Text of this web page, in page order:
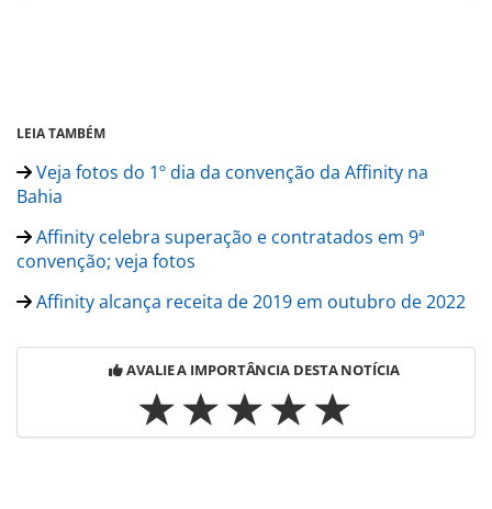
LEIA TAMBÉM
Veja fotos do 1º dia da convenção da Affinity na
Bahia
Affinity celebra superação e contratados em 9ª
convenção; veja fotos
Affinity alcança receita de 2019 em outubro de 2022
AVALIE A IMPORTÂNCIA DESTA NOTÍCIA